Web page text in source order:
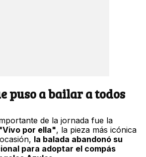
puso a bailar a todos
de la jornada fue la
por ella", la pieza más icónica
la balada abandonó su
para adoptar el compás